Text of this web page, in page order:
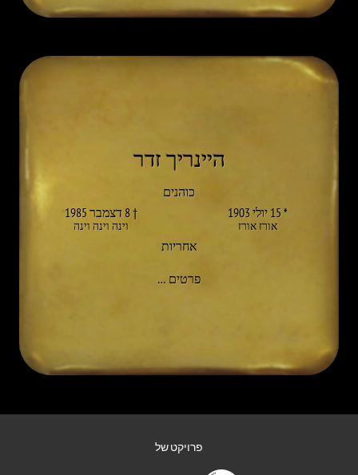
היינריך זדר
כוהנים
* 15 יולי 1903
אורז אורז
† 8 דצמבר 1985
וינה וינה וינה
אחריות
פרטים …
פרויקט של